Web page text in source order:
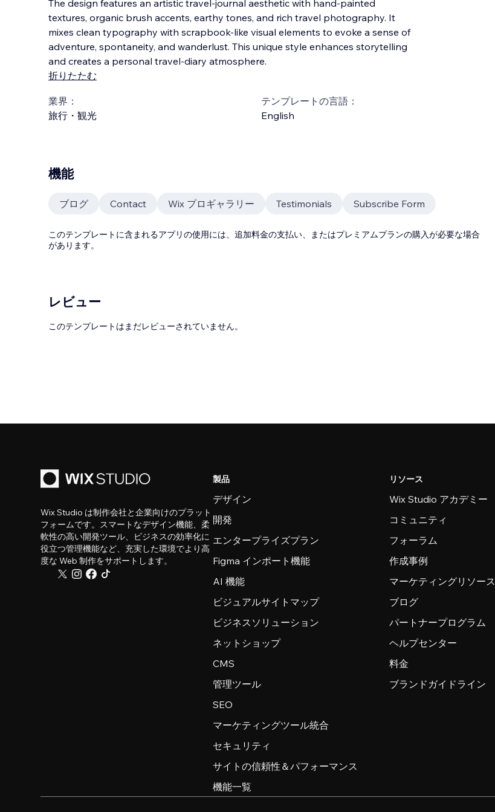
The design features an artistic travel-journal aesthetic with hand-painted
textures, organic brush accents, earthy tones, and rich travel photography. It
mixes clean typography with scrapbook-like visual elements to evoke a sense of
adventure, spontaneity, and wanderlust. This unique style enhances storytelling
and creates a personal travel-diary atmosphere.
折りたたむ
業界：
旅行・観光
テンプレートの言語：
English
機能
ブログ Contact Wix プロギャラリー Testimonials Subscribe Form
このテンプレートに含まれるアプリの使用には、追加料金の支払い、またはプレミアムプランの購入が必要な場合
があります。
レビュー
このテンプレートはまだレビューされていません。
Wix Studio は制作会社と企業向けのプラット
フォームです。スマートなデザイン機能、柔
軟性の高い開発ツール、ビジネスの効率化に
役立つ管理機能など、充実した環境でより高
度な Web 制作をサポートします。
製品
デザイン
開発
エンタープライズプラン
Figma インポート機能
AI 機能
ビジュアルサイトマップ
ビジネスソリューション
ネットショップ
CMS
管理ツール
SEO
マーケティングツール統合
セキュリティ
サイトの信頼性＆パフォーマンス
機能一覧
リソース
Wix Studio アカデミー
コミュニティ
フォーラム
作成事例
マーケティングリソース
ブログ
パートナープログラム
ヘルプセンター
料金
ブランドガイドライン